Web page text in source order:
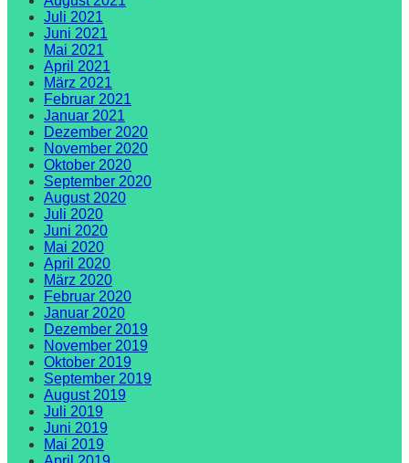
Juli 2021
Juni 2021
Mai 2021
April 2021
März 2021
Februar 2021
Januar 2021
Dezember 2020
November 2020
Oktober 2020
September 2020
August 2020
Juli 2020
Juni 2020
Mai 2020
April 2020
März 2020
Februar 2020
Januar 2020
Dezember 2019
November 2019
Oktober 2019
September 2019
August 2019
Juli 2019
Juni 2019
Mai 2019